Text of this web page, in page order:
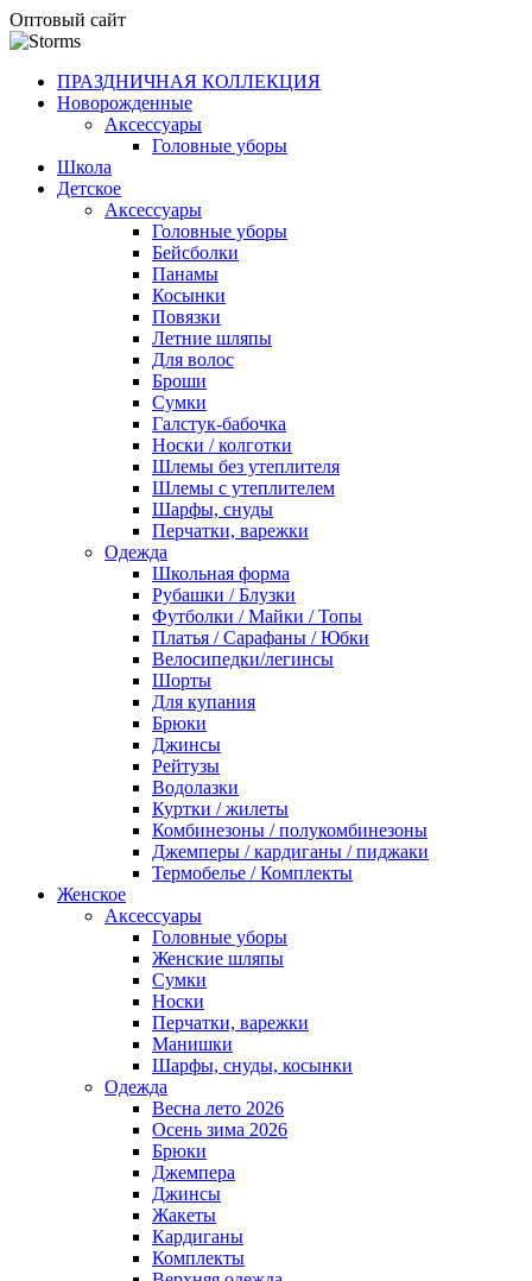
Оптовый сайт
ПРАЗДНИЧНАЯ КОЛЛЕКЦИЯ
Новорожденные
Аксессуары
Головные уборы
Школа
Детское
Аксессуары
Головные уборы
Бейсболки
Панамы
Косынки
Повязки
Летние шляпы
Для волос
Броши
Сумки
Галстук-бабочка
Носки / колготки
Шлемы без утеплителя
Шлемы с утеплителем
Шарфы, снуды
Перчатки, варежки
Одежда
Школьная форма
Рубашки / Блузки
Футболки / Майки / Топы
Платья / Сарафаны / Юбки
Велосипедки/легинсы
Шорты
Для купания
Брюки
Джинсы
Рейтузы
Водолазки
Куртки / жилеты
Комбинезоны / полукомбинезоны
Джемперы / кардиганы / пиджаки
Термобелье / Комплекты
Женское
Аксессуары
Головные уборы
Женские шляпы
Сумки
Носки
Перчатки, варежки
Манишки
Шарфы, снуды, косынки
Одежда
Весна лето 2026
Осень зима 2026
Брюки
Джемпера
Джинсы
Жакеты
Кардиганы
Комплекты